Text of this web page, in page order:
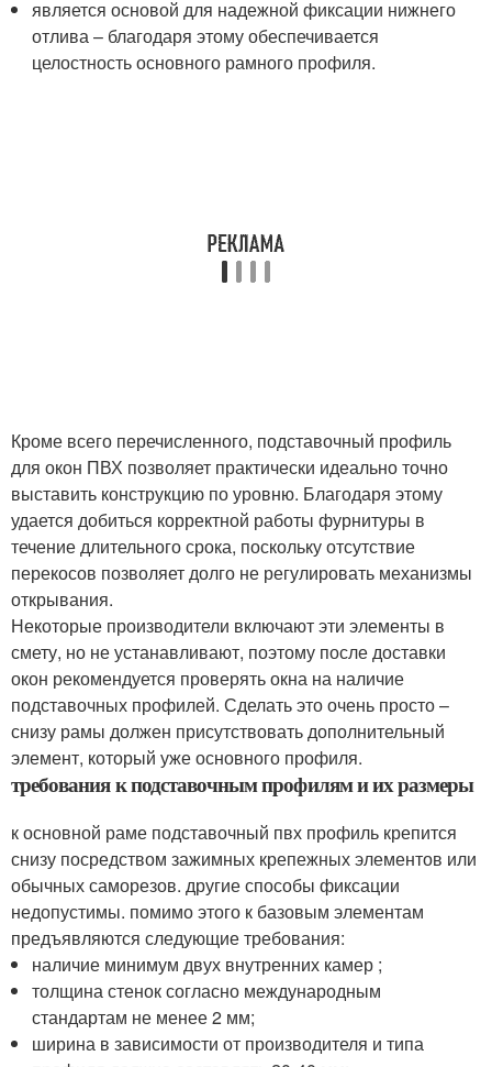
является основой для надежной фиксации нижнего
отлива – благодаря этому обеспечивается
целостность основного рамного профиля.
Кроме всего перечисленного, подставочный профиль
для окон ПВХ позволяет практически идеально точно
выставить конструкцию по уровню. Благодаря этому
удается добиться корректной работы фурнитуры в
течение длительного срока, поскольку отсутствие
перекосов позволяет долго не регулировать механизмы
открывания.
Некоторые производители включают эти элементы в
смету, но не устанавливают, поэтому после доставки
окон рекомендуется проверять окна на наличие
подставочных профилей. Сделать это очень просто –
снизу рамы должен присутствовать дополнительный
элемент, который уже основного профиля.
требования к подставочным профилям и их размеры
к основной раме подставочный пвх профиль крепится
снизу посредством зажимных крепежных элементов или
обычных саморезов. другие способы фиксации
недопустимы. помимо этого к базовым элементам
предъявляются следующие требования:
наличие минимум двух внутренних камер ;
толщина стенок согласно международным
стандартам не менее 2 мм;
ширина в зависимости от производителя и типа